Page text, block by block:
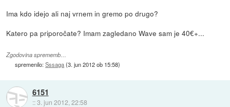
Ima kdo idejo ali naj vrnem in gremo po drugo?
Katero pa priporočate? Imam zagledano Wave sam je 40€+...
Zgodovina sprememb…
spremenilo:Sssaga(3. jun 2012 ob 15:58)
6151
::3. jun 2012, 22:58